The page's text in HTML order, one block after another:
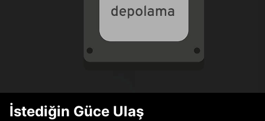
İstediğin Güce Ulaş